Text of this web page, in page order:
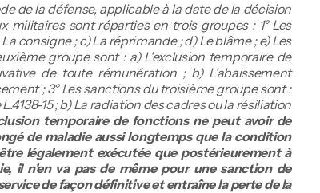
de la défense, applicable à la date de la décision
sont réparties en trois groupes : 1° Les
consigne ; c) La réprimande ; d) Le blâme ; e) Les
groupe sont : a) L'exclusion temporaire de
de toute rémunération ; b) L'abaissement
; 3° Les sanctions du troisième groupe sont :
15 ; b) La radiation des cadres ou la résiliation
temporaire de fonctions ne peut avoir de
de maladie aussi longtemps que la condition
légalement exécutée que postérieurement à
il n'en va pas de même pour une sanction de
de façon définitive et entraîne la perte de la